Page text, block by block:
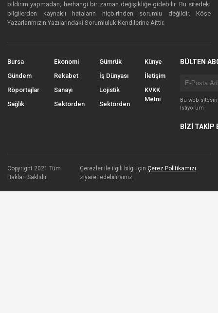
bildirim yapmadan, herhangi bir zaman değişikliğe gidebilir. Bu sitedeki
bilgilerden kaynaklı hataların hiçbirinden sorumlu değildir. Köşe
Yazarlarımızın Yazılarındaki Sorumluluk Kendilerine Aittir.
Bursa
Gündem
Röportajlar
Sağlık
Ekonomi
Rekabet
Sanayi
Sektörden
Gümrük
İş Dünyası
Lojistik
Sektörden
Künye
İletişim
KVKK
Metni
BÜLTEN
Bu web
İstiyorum
BİZİ TAKİP
Copyright 2021 Tüm
Hakları Saklıdır.
Çerezler ile ilgili bilgi içinÇerez Politikamızı
ziyaret edebilirsiniz.